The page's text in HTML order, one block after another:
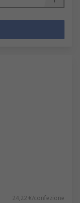
24,22 €/confezione